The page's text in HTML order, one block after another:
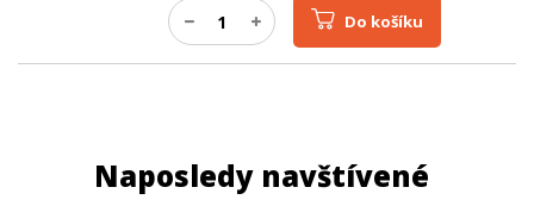
Do košíku
Naposledy navštívené